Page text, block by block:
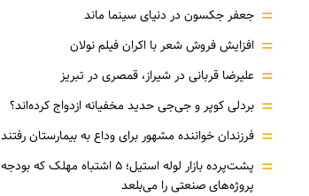
= جعفر جکسون در دنیای سینما ماند
= افزایش فروش شعر با اکران فیلم نولان
= علیرضا قربانی در شیراز، قمصری در تبریز
= بردلی کوپر و جی‌جی حدید مخفیانه ازدواج کرده‌اند؟
= فرزندان خواننده مشهور برای وداع به بیمارستان رفتند
=
پشت‌پرده بازار لوله استیل؛ ۵ اشتباه مهلک که بودجه
پروژه‌های صنعتی را می‌بلعد